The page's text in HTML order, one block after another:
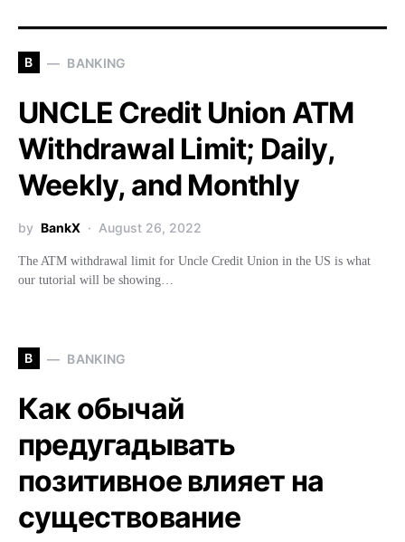
B BANKING
UNCLE Credit Union ATM
Withdrawal Limit; Daily,
Weekly, and Monthly
by BankX August 26, 2022
The ATM withdrawal limit for Uncle Credit Union in the US is what
our tutorial will be showing…
B BANKING
Как обычай
предугадывать
позитивное влияет на
существование